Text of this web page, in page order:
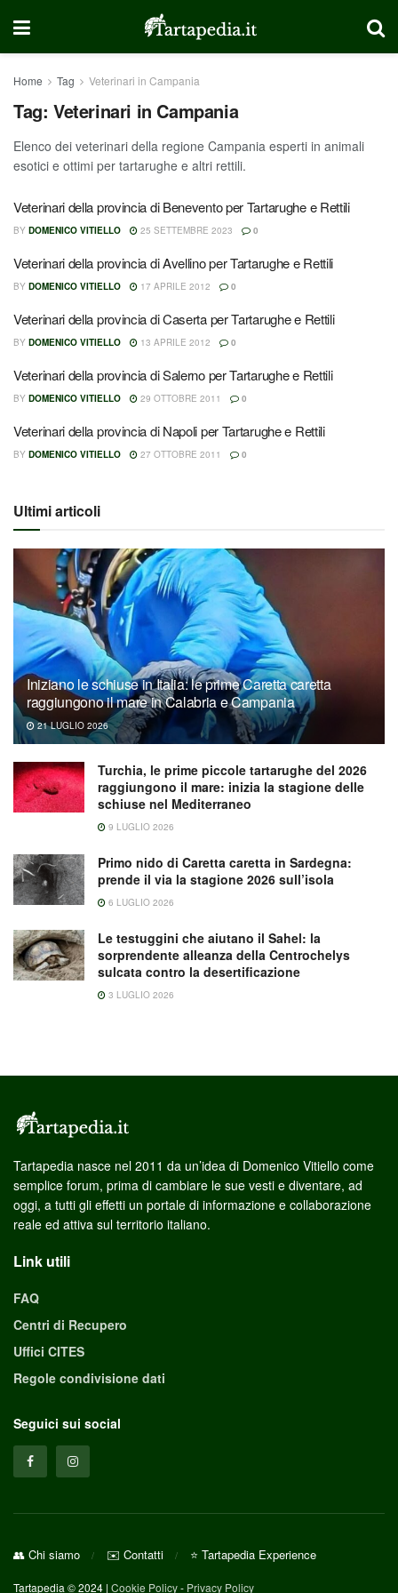
Home Tag Veterinari in Campania
Tag: Veterinari in Campania
Elenco dei veterinari della regione Campania esperti in animali
esotici e ottimi per tartarughe e altri rettili.
Veterinari della provincia di Benevento per Tartarughe e Rettili
BY DOMENICO VITIELLO 25 SETTEMBRE 2023 0
Veterinari della provincia di Avellino per Tartarughe e Rettili
BY DOMENICO VITIELLO 17 APRILE 2012 0
Veterinari della provincia di Caserta per Tartarughe e Rettili
BY DOMENICO VITIELLO 13 APRILE 2012 0
Veterinari della provincia di Salerno per Tartarughe e Rettili
BY DOMENICO VITIELLO 29 OTTOBRE 2011 0
Veterinari della provincia di Napoli per Tartarughe e Rettili
BY DOMENICO VITIELLO 27 OTTOBRE 2011 0
Ultimi articoli
Iniziano le schiuse in Italia: le prime Caretta caretta
raggiungono il mare in Calabria e Campania
21 LUGLIO 2026
Turchia, le prime piccole tartarughe del 2026
raggiungono il mare: inizia la stagione delle
schiuse nel Mediterraneo
9 LUGLIO 2026
Primo nido di Caretta caretta in Sardegna:
prende il via la stagione 2026 sull’isola
6 LUGLIO 2026
Le testuggini che aiutano il Sahel: la
sorprendente alleanza della Centrochelys
sulcata contro la desertificazione
3 LUGLIO 2026
Tartapedia nasce nel 2011 da un’idea di Domenico Vitiello come
semplice forum, prima di cambiare le sue vesti e diventare, ad
oggi, a tutti gli effetti un portale di informazione e collaborazione
reale ed attiva sul territorio italiano.
Link utili
FAQ
Centri di Recupero
Uffici CITES
Regole condivisione dati
Seguici sui social
👥 Chi siamo ✉️ Contatti ⭐ Tartapedia Experience
Tartapedia © 2024 | Cookie Policy- Privacy Policy